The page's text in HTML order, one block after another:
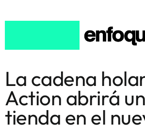
La cadena
Action abrirá
tienda en el